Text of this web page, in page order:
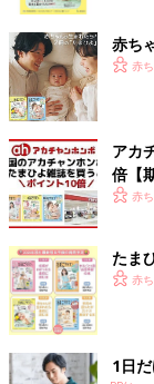
出典：Instagramアカウ
ym_ch_さんは
ットハットはセー
物園に行きたいと
マもまとめ買いし
セールでまと
赤ち
赤
アカ
倍【
赤
たま
赤
1日